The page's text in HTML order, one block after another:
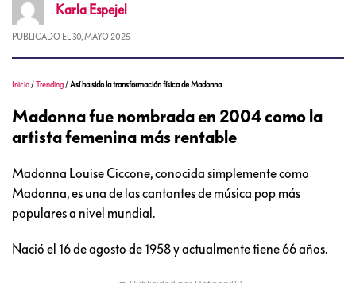
Karla Espejel
PUBLICADO EL 30, MAYO 2025
Inicio /Trending /Así ha sido la transformación física de Madonna
Madonna fue nombrada en 2004 como la
artista femenina más rentable
Madonna Louise Ciccone, conocida simplemente como
Madonna, es una de las cantantes de música pop más
populares a nivel mundial.
Nació el 16 de agosto de 1958 y actualmente tiene 66 años.